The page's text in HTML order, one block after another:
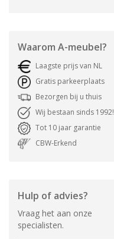
Waarom A-meubel?
Laagste prijs van NL
Gratis parkeerplaats
Bezorgen bij u thuis
Wij bestaan sinds 1992!
Tot 10 jaar garantie
CBW-Erkend
Hulp of advies?
Vraag het aan onze
specialisten.